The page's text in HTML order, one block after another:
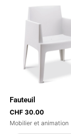
Fauteuil
CHF30.00
Mobilier et animation